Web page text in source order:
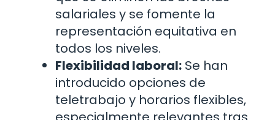
salariales y se fomente la
representación equitativa en
todos los niveles.
Flexibilidad laboral: Se han
introducido opciones de
teletrabajo y horarios flexibles,